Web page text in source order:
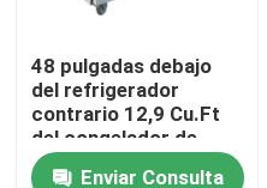
Productos
Sobre nosotros
48 pulgadas debajo
del refrigerador
contrario 12,9 Cu.Ft
del congelador de
refrigerador
Enviar Consulta